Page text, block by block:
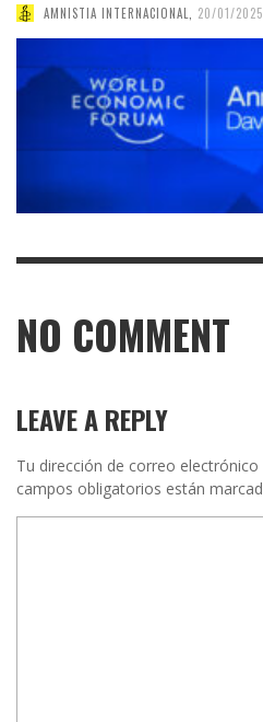
AMNISTIA INTERNACIONAL, 20/01/2025
NO COMMENT
LEAVE A REPLY
Tu dirección de correo electrónico
campos obligatorios están